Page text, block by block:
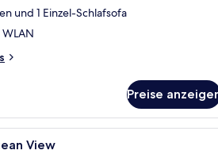
und 1 Einzel-Schlafsofa
Preise
Ein modernes Wohnzimmer
View